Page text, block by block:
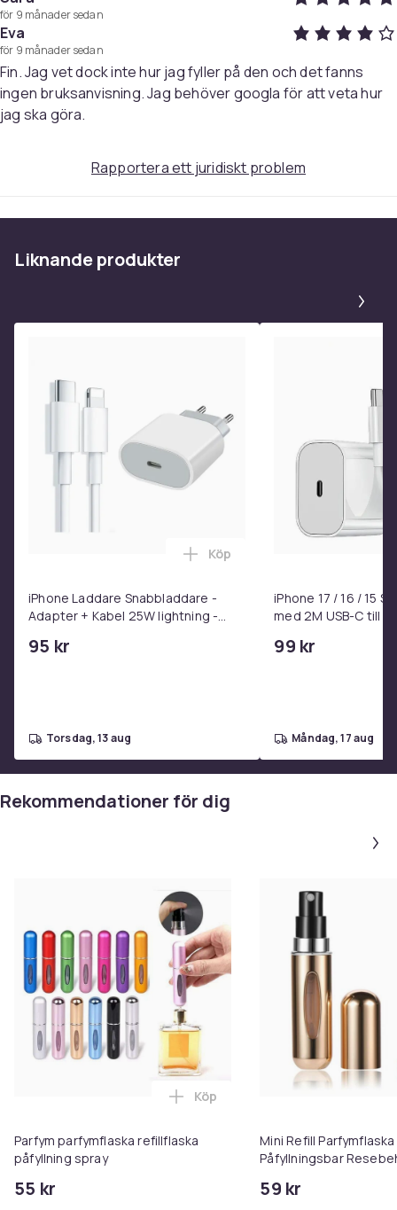
för 9 månader sedan
Eva
för 9 månader sedan
Fin. Jag vet dock inte hur jag fyller på den och det fanns
ingen bruksanvisning. Jag behöver googla för att veta hur
jag ska göra.
Rapportera ett juridiskt problem
Liknande produkter
iPhone Laddare Snabbladdare -
Adapter + Kabel 25W lightning -
95 kr
Lägg till iPhone Laddare
Köp
torsdag, 13 aug
iPhone 17 / 16 / 15
med 2M USB-C till
99 kr
måndag, 17 aug
Rekommendationer för dig
Parfym parfymflaska refillflaska
påfyllning spray
55 kr
Lägg till Parfym parfymflaska
Köp
Mini Refill Parfymflaska
Påfyllningsbar
59 kr